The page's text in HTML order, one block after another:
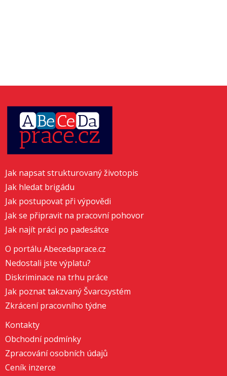
Jak napsat strukturovaný životopis
Jak hledat brigádu
Jak postupovat při výpovědi
Jak se připravit na pracovní pohovor
Jak najít práci po padesátce
O portálu Abecedaprace.cz
Nedostali jste výplatu?
Diskriminace na trhu práce
Jak poznat takzvaný Švarcsystém
Zkrácení pracovního týdne
Kontakty
Obchodní podmínky
Zpracování osobních údajů
Ceník inzerce